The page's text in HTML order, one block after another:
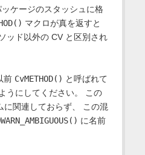
ケージのスタッシュに格
マクロが真を返すと
ッド以外の CV と区別され
前 CvMETHOD() と呼ばれて
うにしてください。 この
に関連しておらず、 この混
に名前